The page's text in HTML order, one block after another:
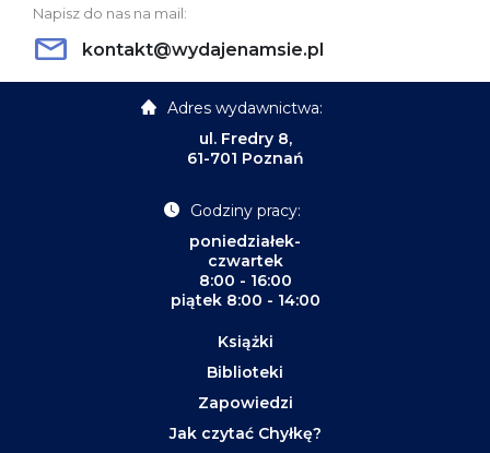
Napisz do nas na mail:
kontakt@wydajenamsie.pl
Adres wydawnictwa:
ul. Fredry 8,
61-701 Poznań
Godziny pracy:
poniedziałek-
czwartek
8:00 - 16:00
piątek 8:00 - 14:00
Książki
Biblioteki
Zapowiedzi
Jak czytać Chyłkę?